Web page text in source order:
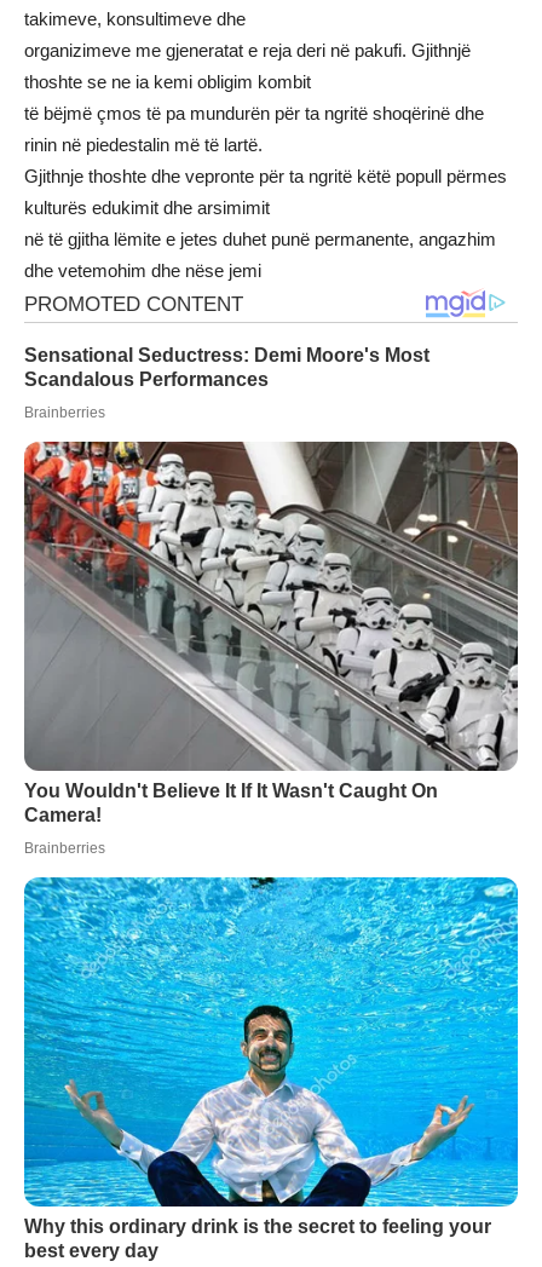
takimeve, konsultimeve dhe
organizimeve me gjeneratat e reja deri në pakufi. Gjithnjë
thoshte se ne ia kemi obligim kombit
të bëjmë çmos të pa mundurën për ta ngritë shoqërinë dhe
rinin në piedestalin më të lartë.
Gjithnje thoshte dhe vepronte për ta ngritë këtë popull përmes
kulturës edukimit dhe arsimimit
në të gjitha lëmite e jetes duhet punë permanente, angazhim
dhe vetemohim dhe nëse jemi